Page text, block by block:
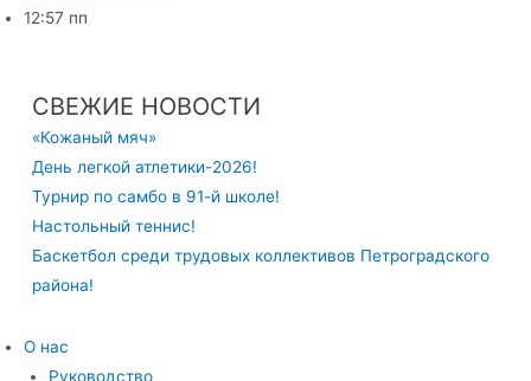
12:57 пп
СВЕЖИЕ НОВОСТИ
«Кожаный мяч»
День легкой атлетики-2026!
Турнир по самбо в 91-й школе!
Настольный теннис!
Баскетбол среди трудовых коллективов Петроградского
района!
О нас
Руководство